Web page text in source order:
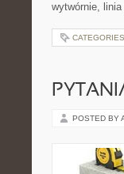
wytwórnie,
POSTED BY